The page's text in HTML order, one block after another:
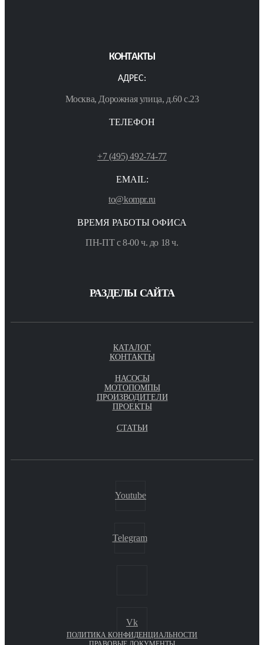
КОНТАКТЫ
АДРЕС:
Москва, Дорожная улица, д.60 с.23
ТЕЛЕФОН
+7 (495) 492-74-77
EMAIL:
to@kompr.ru
ВРЕМЯ РАБОТЫ ОФИСА
ПН-ПТ с 8-00 ч. до 18 ч.
РАЗДЕЛЫ САЙТА
КАТАЛОГ
КОНТАКТЫ
НАСОСЫ
МОТОПОМПЫ
ПРОИЗВОДИТЕЛИ
ПРОЕКТЫ
СТАТЬИ
Youtube
Telegram
Vk
ПОЛИТИКА КОНФИДЕНЦИАЛЬНОСТИ